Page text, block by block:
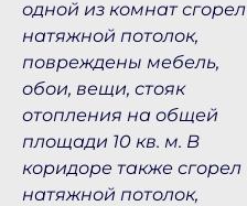
одной из комнат сгорел
натяжной потолок,
повреждены мебель,
обои, вещи, стояк
отопления на общей
площади 10 кв. м. В
коридоре также сгорел
натяжной потолок,